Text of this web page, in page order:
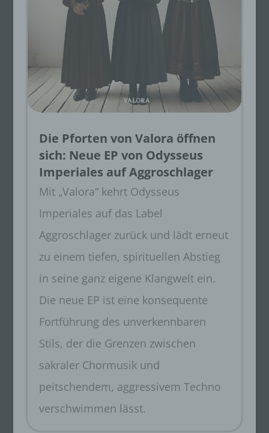
Die Pforten von Valora öffnen
sich: Neue EP von Odysseus
Imperiales auf Aggroschlager
Mit „Valora“ kehrt Odysseus
Imperiales auf das Label
Aggroschlager zurück und lädt erneut
zu einem tiefen, spirituellen Abstieg
in seine ganz eigene Klangwelt ein.
Die neue EP ist eine konsequente
Fortführung des unverkennbaren
Stils, der die Grenzen zwischen
sakraler Chormusik und
peitschendem, aggressivem Techno
verschwimmen lässt.